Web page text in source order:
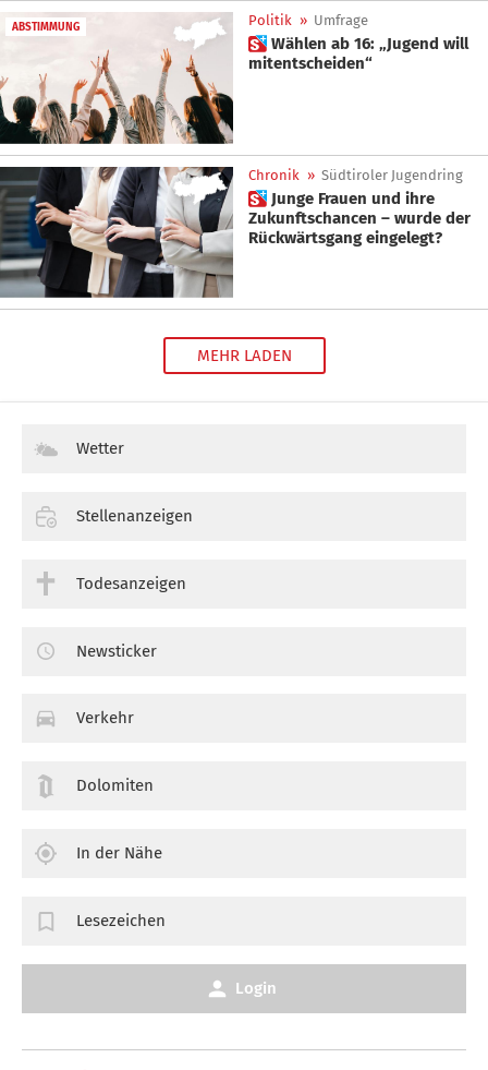
ABSTIMMUNG Politik » Umfrage
 Wählen ab 16: „Jugend will
mitentscheiden“
Chronik » Südtiroler Jugendring
 Junge Frauen und ihre
Zukunftschancen – wurde der
Rückwärtsgang eingelegt?
MEHR LADEN
Wetter
Stellenanzeigen
Todesanzeigen
Newsticker
Verkehr
Dolomiten
In der Nähe
Lesezeichen
Login